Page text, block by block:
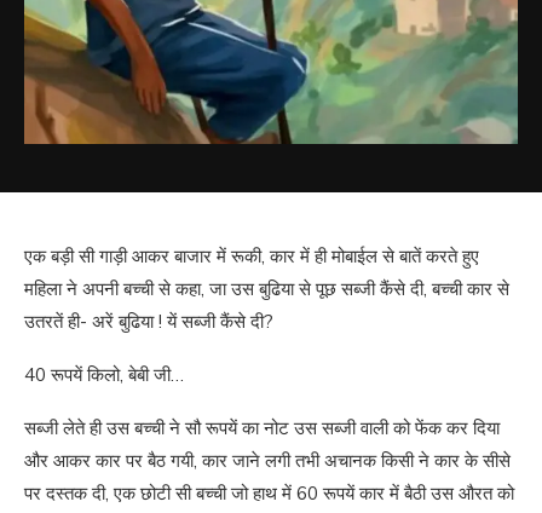
एक बड़ी सी गाड़ी आकर बाजार में रूकी, कार में ही मोबाईल से बातें करते हुए
महिला ने अपनी बच्ची से कहा, जा उस बुढिया से पूछ सब्जी कैंसे दी, बच्ची कार से
उतरतें ही- अरें बुढिया ! यें सब्जी कैंसे दी?
40 रूपयें किलो, बेबी जी…
सब्जी लेते ही उस बच्ची ने सौ रूपयें का नोट उस सब्जी वाली को फेंक कर दिया
और आकर कार पर बैठ गयी, कार जाने लगी तभी अचानक किसी ने कार के सीसे
पर दस्तक दी, एक छोटी सी बच्ची जो हाथ में 60 रूपयें कार में बैठी उस औरत को